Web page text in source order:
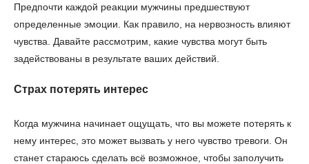
Предпочти каждой реакции мужчины предшествуют
определенные эмоции. Как правило, на нервозность влияют
чувства. Давайте рассмотрим, какие чувства могут быть
задействованы в результате ваших действий.
Страх потерять интерес
Когда мужчина начинает ощущать, что вы можете потерять к
нему интерес, это может вызвать у него чувство тревоги. Он
станет стараюсь сделать всё возможное, чтобы заполучить